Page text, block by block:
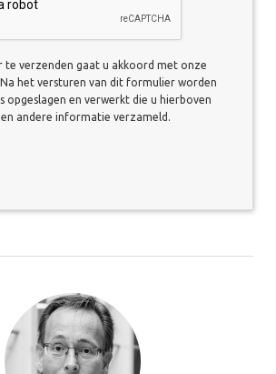
verzenden gaat u akkoord met onze
Na het versturen van dit formulier worden
opgeslagen en verwerkt die u hierboven
andere informatie verzameld.